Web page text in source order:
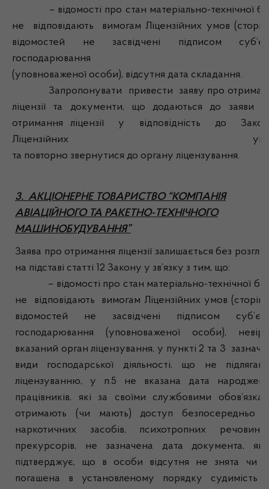
– відомості про стан матеріально-технічної
не відповідають вимогам Ліцензійних умов
відомостей не засвідчені підписом
господарювання
(уповноваженої особи), відсутня дата складання.
Запропонувати привести заяву про
ліцензії та документи, що додаються до заяви
отримання ліцензії у відповідність до
Ліцензійних
та повторно звернутися до органу ліцензування.
3. АКЦІОНЕРНЕ ТОВАРИСТВО “КОМПАНІЯ
АВІАЦІЙНОГО ТА РАКЕТНО-ТЕХНІЧНОГО
МАШИНОБУДУВАННЯ”
Заява про отримання ліцензії залишається без
на підставі статті 12 Закону у зв’язку з тим, що:
– відомості про стан матеріально-технічної
не відповідають вимогам Ліцензійних умов
відомостей не засвідчені підписом
господарювання (уповноваженої особи),
вказаний орган ліцензування, у пункті 2 та 3
види господарської діяльності, що не
ліцензуванню, у п.5 не вказана дата
працівників, які за своїми службовими
отримають (чи мають) доступ безпосередньо
наркотичних засобів, психотропних речовин
прекурсорів, не зазначена дата документа,
підтверджує, що в особи відсутня не знята чи
погашена в установленому порядку судимість